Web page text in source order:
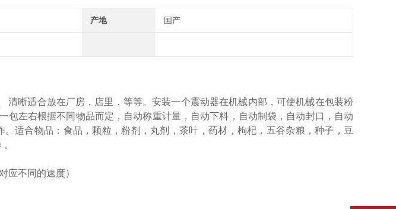
产地 国产
清晰适合放在厂房，店里，等等。安装一个震动器在机械内部，可使机械在包装粉
包左右根据不同物品而定，自动称重计量，自动下料，自动制袋，自动封口，自动
适合物品：食品，颗粒，粉剂，丸剂，茶叶，药材，枸杞，五谷杂粮，种子，豆
应不同的速度）